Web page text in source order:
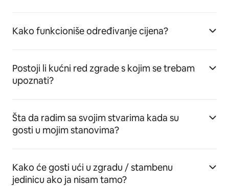
Kako funkcioniše određivanje cijena?
Postoji li kućni red zgrade s kojim se trebam
upoznati?
Šta da radim sa svojim stvarima kada su
gosti u mojim stanovima?
Kako će gosti ući u zgradu / stambenu
jedinicu ako ja nisam tamo?